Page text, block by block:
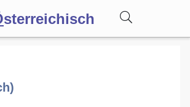
sterreichisch